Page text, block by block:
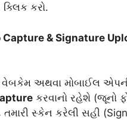
કરો.
Capture & Signature
અથવા મોબાઈલ
કરવાનો રહેશે (જૂનો
તમારી સ્કેન કરેલી સહી